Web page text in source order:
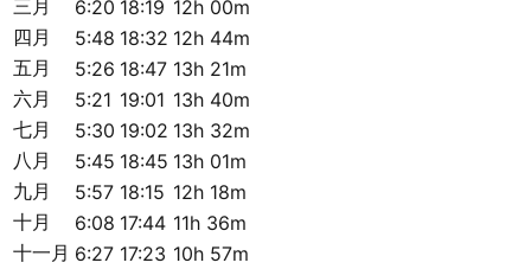
三月 6:20 18:19 12h 00m
四月
5:48 18:32 12h 44m
五月
5:26 18:47 13h 21m
六月
5:21 19:01 13h 40m
七月
5:30 19:02 13h 32m
八月
5:45 18:45 13h 01m
九月
5:57 18:15 12h 18m
十月
6:08 17:44 11h 36m
十一月 6:27 17:23 10h 57m